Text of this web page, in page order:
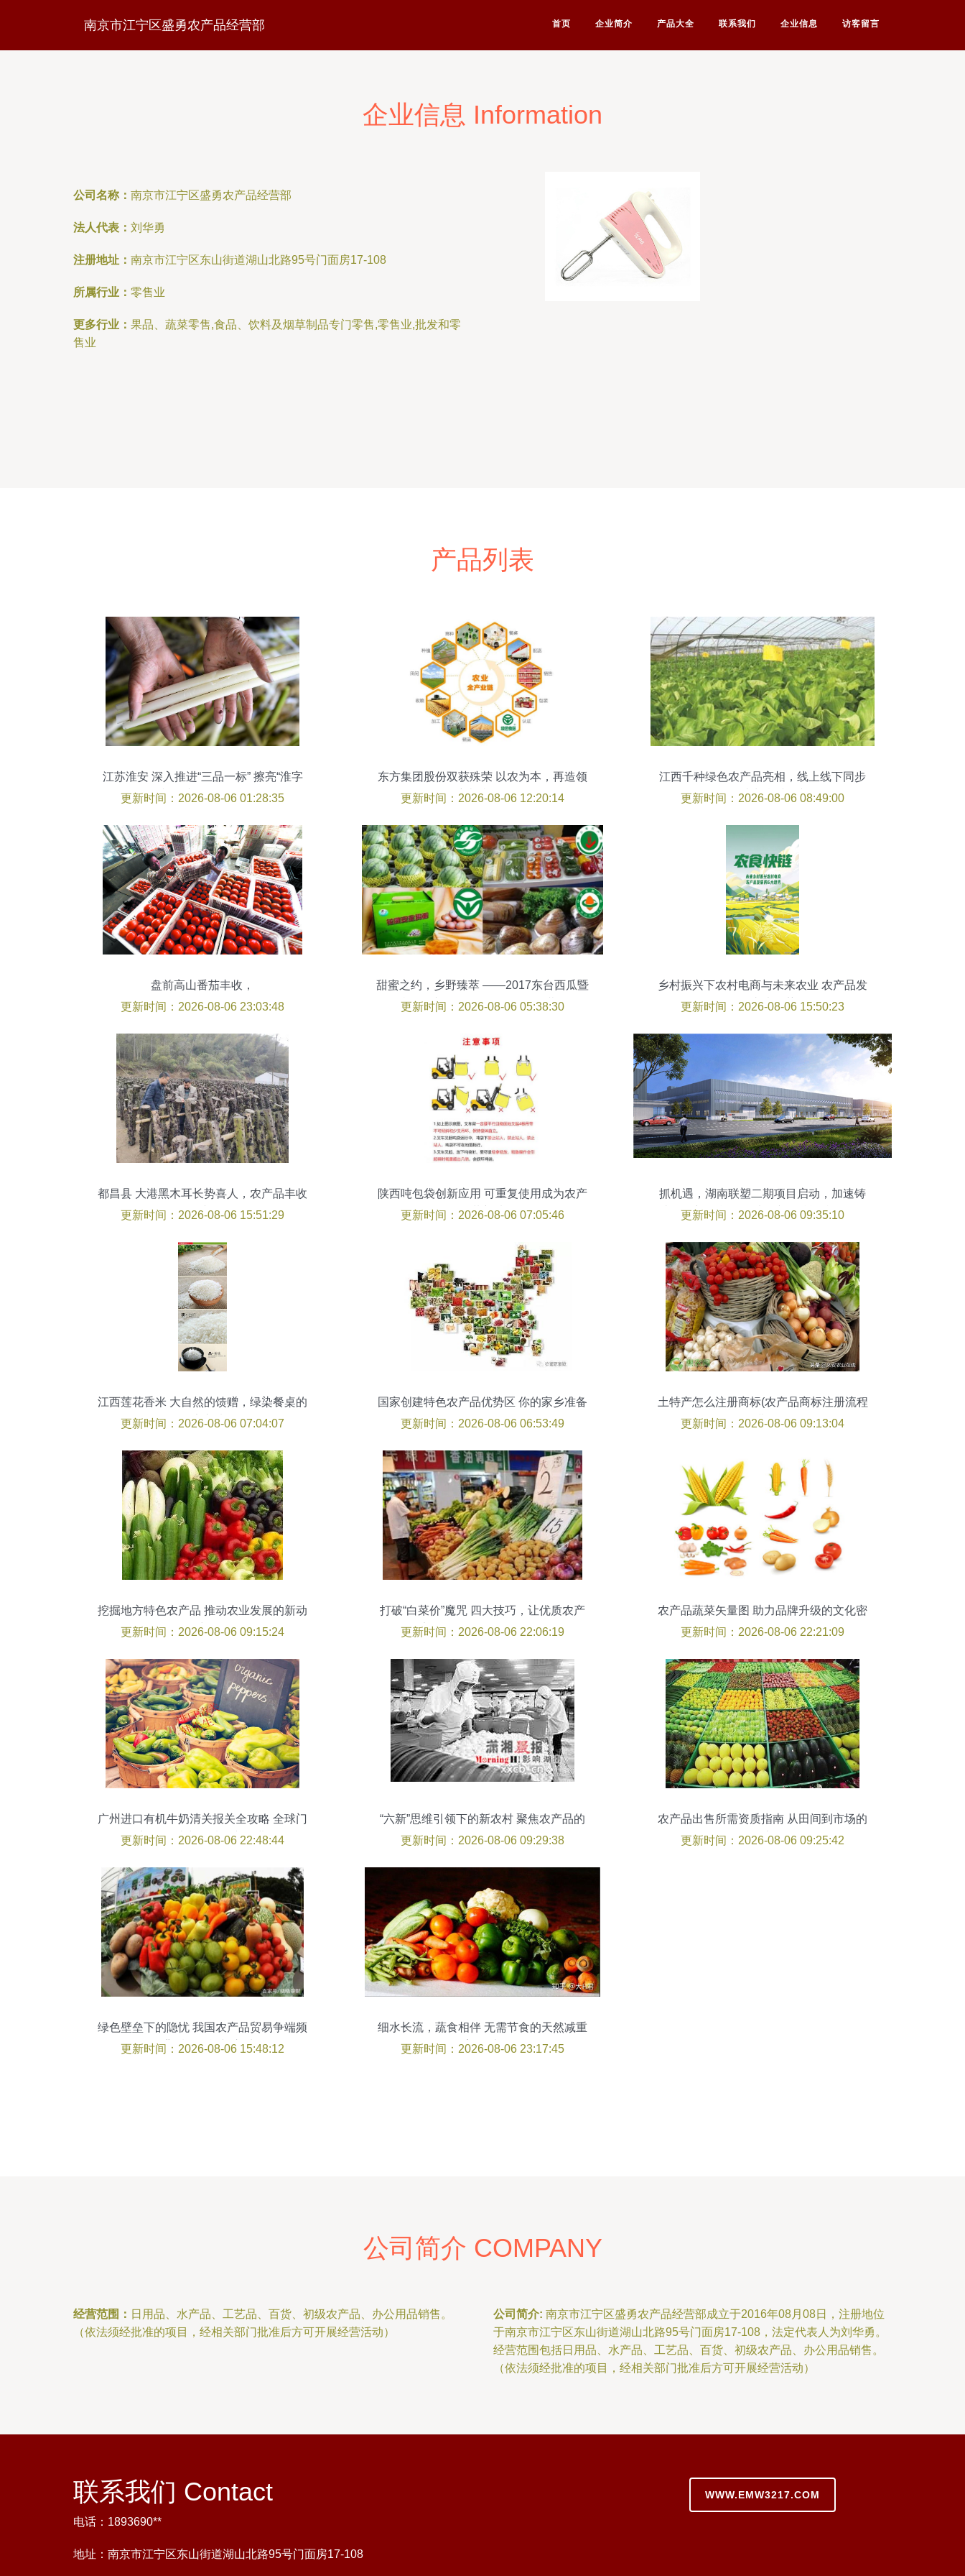
南京市江宁区盛勇农产品经营部 首页 企业简介 产品大全 联系我们 企业信息 访客留言
企业信息 Information
公司名称： 南京市江宁区盛勇农产品经营部
法人代表： 刘华勇
注册地址： 南京市江宁区东山街道湖山北路95号门面房17-108
所属行业： 零售业
更多行业： 果品、蔬菜零售,食品、饮料及烟草制品专门零售,零售业,批发和零
售业
产品列表
江苏淮安 深入推进“三品一标” 擦亮“淮字
头”农产品“金招牌”
更新时间：2026-08-06 01:28:35
东方集团股份双获殊荣 以农为本，再造领
航卓越标杆
更新时间：2026-08-06 12:20:14
江西千种绿色农产品亮相，线上线下同步
展销助力乡村振兴
更新时间：2026-08-06 08:49:00
盘前高山番茄丰收，
更新时间：2026-08-06 23:03:48
甜蜜之约，乡野臻萃 ——2017东台西瓜暨
特色农产品展示展销会即将开幕！
更新时间：2026-08-06 05:38:30
乡村振兴下农村电商与未来农业 农产品发
展的六大趋势
更新时间：2026-08-06 15:50:23
都昌县 大港黑木耳长势喜人，农产品丰收
在望
更新时间：2026-08-06 15:51:29
陕西吨包袋创新应用 可重复使用成为农产
品包装新选择
更新时间：2026-08-06 07:05:46
抓机遇，湖南联塑二期项目启动，加速铸
造发展新引擎——以农产品赋能特色现代
更新时间：2026-08-06 09:35:10
江西莲花香米 大自然的馈赠，绿染餐桌的
健康之选
更新时间：2026-08-06 07:04:07
国家创建特色农产品优势区 你的家乡准备
好了吗？
更新时间：2026-08-06 06:53:49
土特产怎么注册商标(农产品商标注册流程
及费用)
更新时间：2026-08-06 09:13:04
挖掘地方特色农产品 推动农业发展的新动
力
更新时间：2026-08-06 09:15:24
打破“白菜价”魔咒 四大技巧，让优质农产
品实现价值向价格的正向转化
更新时间：2026-08-06 22:06:19
农产品蔬菜矢量图 助力品牌升级的文化密
码
更新时间：2026-08-06 22:21:09
广州进口有机牛奶清关报关全攻略 全球门
到门服务助力优质农产品进口
更新时间：2026-08-06 22:48:44
“六新”思维引领下的新农村 聚焦农产品的
发展路径
更新时间：2026-08-06 09:29:38
农产品出售所需资质指南 从田间到市场的
合规之路
更新时间：2026-08-06 09:25:42
绿色壁垒下的隐忧 我国农产品贸易争端频
发背后的挑战与应对
更新时间：2026-08-06 15:48:12
细水长流，蔬食相伴 无需节食的天然减重
塑形法
更新时间：2026-08-06 23:17:45
公司简介 COMPANY
经营范围： 日用品、水产品、工艺品、百货、初级农产品、办公用品销售。
（依法须经批准的项目，经相关部门批准后方可开展经营活动）
公司简介: 南京市江宁区盛勇农产品经营部成立于2016年08月08日，注册地位
于南京市江宁区东山街道湖山北路95号门面房17-108，法定代表人为刘华勇。
经营范围包括日用品、水产品、工艺品、百货、初级农产品、办公用品销售。
（依法须经批准的项目，经相关部门批准后方可开展经营活动）
联系我们 Contact
电话：1893690**
地址：南京市江宁区东山街道湖山北路95号门面房17-108
WWW.EMW3217.COM